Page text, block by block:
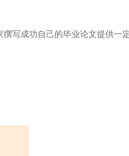
写成功自己的毕业论文提供一